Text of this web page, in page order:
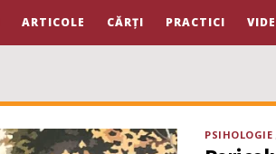
ARTICOLE CĂRȚI PRACTICI
PSIHOLOGIE